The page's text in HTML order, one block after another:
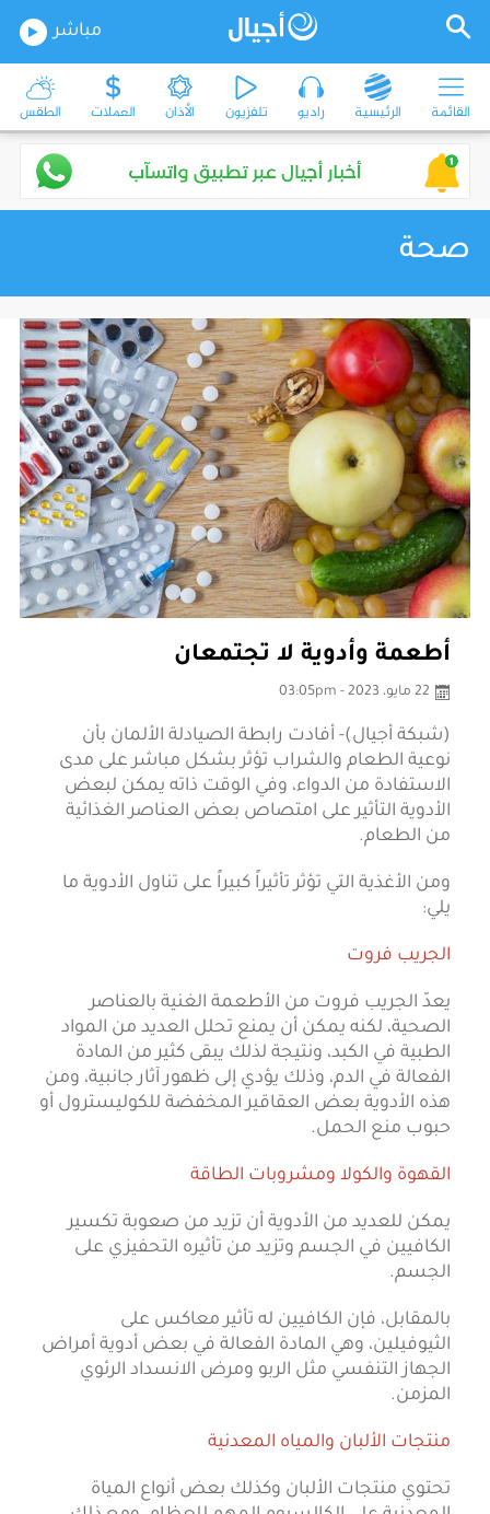
مباشر
القائمة الرئيسية راديو تلفزيون الأذان العملات الطقس
صحة
أطعمة وأدوية لا تجتمعان
22 مايو، 2023 - 03:05pm
(شبكة أجيال)- أفادت رابطة الصيادلة الألمان بأن
‫نوعية الطعام والشراب تؤثر بشكل مباشر على مدى
الاستفادة من الدواء، وفي ‫الوقت ذاته يمكن لبعض
الأدوية التأثير على امتصاص بعض ‫العناصر الغذائية
من الطعام.
ومن الأغذية التي تؤثر تأثيراً كبيراً على تناول ‫الأدوية ما
يلي:
‫الجريب فروت
‫يعدّ الجريب فروت من الأطعمة الغنية بالعناصر
الصحية، لكنه يمكن أن ‫يمنع تحلل العديد من المواد
الطبية في الكبد، ونتيجة لذلك يبقى كثير ‫من المادة
الفعالة في الدم، وذلك يؤدي إلى ظهور آثار جانبية، ومن
هذه ‫الأدوية بعض العقاقير المخفضة للكوليسترول أو
حبوب منع الحمل.
‫القهوة والكولا ومشروبات الطاقة
‫يمكن للعديد من الأدوية أن تزيد من صعوبة تكسير
الكافيين في الجسم وتزيد ‫من تأثيره التحفيزي على
الجسم.
بالمقابل، فإن الكافيين له تأثير معاكس على
الثيوفيلين، وهي المادة ‫الفعالة في بعض أدوية أمراض
الجهاز التنفسي مثل الربو ومرض الانسداد ‫الرئوي
المزمن.‫
‫منتجات الألبان والمياه المعدنية
‫تحتوي منتجات الألبان وكذلك بعض أنواع المياة